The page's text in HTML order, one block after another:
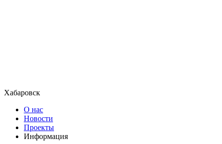
Хабаровск
О нас
Новости
Проекты
Информация